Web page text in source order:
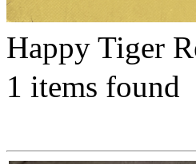
Happy Tiger
1 items